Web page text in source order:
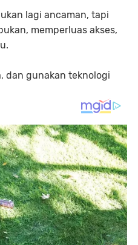
lagi ancaman, tapi
memperluas akses,
dan gunakan teknologi